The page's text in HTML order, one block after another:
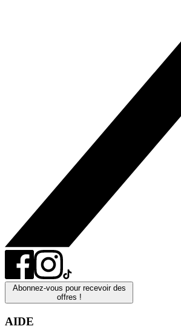
Abonnez-vous pour recevoir des
offres !
AIDE